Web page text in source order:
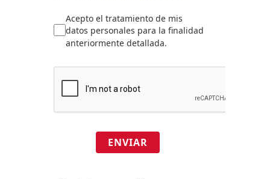
Acepto el tratamiento de mis
datos personales para la finalidad
anteriormente detallada.
ENVIAR